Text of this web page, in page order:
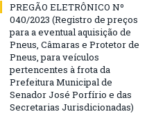
PREGÃO ELETRÔNICO Nº
040/2023 (Registro de preços
para a eventual aquisição de
Pneus, Câmaras e Protetor de
Pneus, para veículos
pertencentes à frota da
Prefeitura Municipal de
Senador José Porfírio e das
Secretarias Jurisdicionadas)